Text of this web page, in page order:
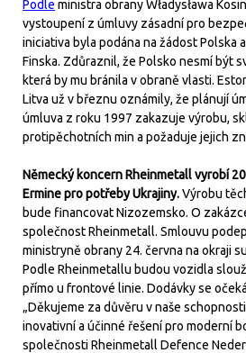
Podle ministra obrany Władysława
vystoupení z úmluvy zásadní pro
iniciativa byla podána na žádost Polska
Finska. Zdůraznil, že Polsko nesmí být
která by mu bránila v obraně vlasti.
Litva už v březnu oznámily, že plánují
úmluva z roku 1997 zakazuje výrobu,
protipěchotních min a požaduje jejich
Německý koncern Rheinmetall vyrobí
Ermine pro potřeby Ukrajiny.Výrobu
bude financovat Nizozemsko. O
společnost Rheinmetall. Smlouvu
ministryně obrany 24. června na okraji
Podle Rheinmetallu budou vozidla
přímo u frontové linie. Dodávky se
„Děkujeme za důvěru v naše
inovativní a účinné řešení pro moderní
společnosti Rheinmetall Defence